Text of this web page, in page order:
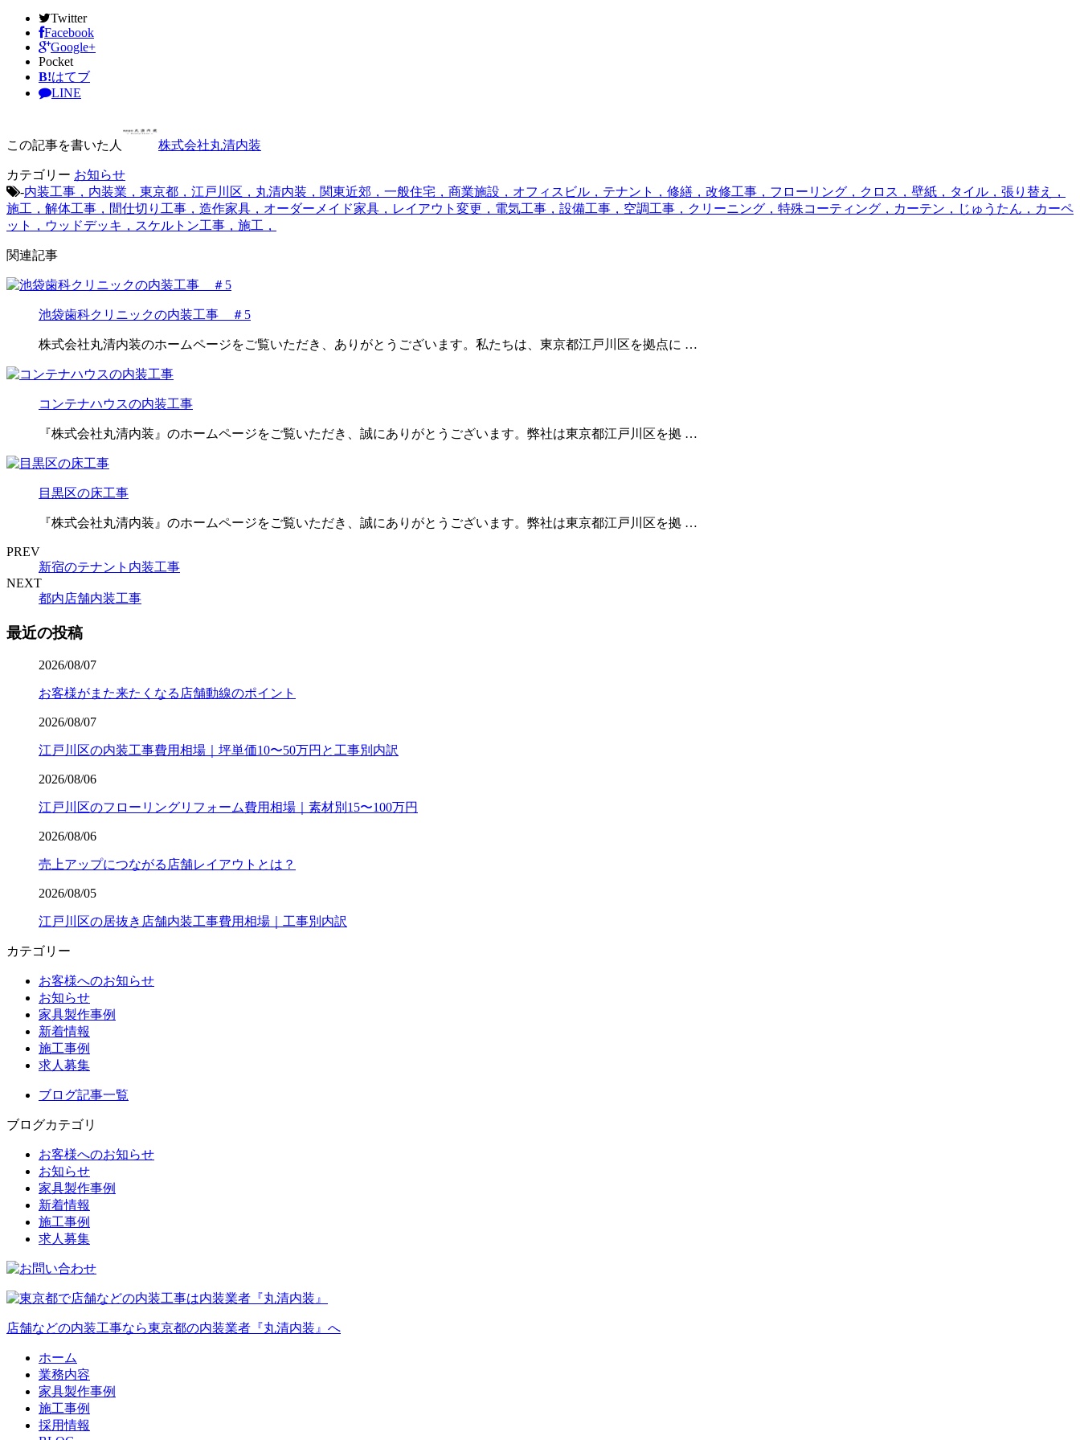
Twitter
Facebook
Google+
Pocket
B!はてブ
LINE
この記事を書いた人 株式会社丸清内装
カテゴリー お知らせ
-内装工事，内装業，東京都，江戸川区，丸清内装，関東近郊，一般住宅，商業施設，オフィスビル，テナント，修繕，改修工事，フローリング，クロス，壁紙，タイル，張り替え，
施工，解体工事，間仕切り工事，造作家具，オーダーメイド家具，レイアウト変更，電気工事，設備工事，空調工事，クリーニング，特殊コーティング，カーテン，じゅうたん，カーペ
ット，ウッドデッキ，スケルトン工事，施工，
関連記事
池袋歯科クリニックの内装工事 ＃5
株式会社丸清内装のホームページをご覧いただき、ありがとうございます。私たちは、東京都江戸川区を拠点に …
コンテナハウスの内装工事
『株式会社丸清内装』のホームページをご覧いただき、誠にありがとうございます。弊社は東京都江戸川区を拠 …
目黒区の床工事
『株式会社丸清内装』のホームページをご覧いただき、誠にありがとうございます。弊社は東京都江戸川区を拠 …
PREV
新宿のテナント内装工事
NEXT
都内店舗内装工事
最近の投稿
2026/08/07
お客様がまた来たくなる店舗動線のポイント
2026/08/07
江戸川区の内装工事費用相場｜坪単価10〜50万円と工事別内訳
2026/08/06
江戸川区のフローリングリフォーム費用相場｜素材別15〜100万円
2026/08/06
売上アップにつながる店舗レイアウトとは？
2026/08/05
江戸川区の居抜き店舗内装工事費用相場｜工事別内訳
カテゴリー
お客様へのお知らせ
お知らせ
家具製作事例
新着情報
施工事例
求人募集
ブログ記事一覧
ブログカテゴリ
お客様へのお知らせ
お知らせ
家具製作事例
新着情報
施工事例
求人募集
店舗などの内装工事なら東京都の内装業者『丸清内装』へ
ホーム
業務内容
家具製作事例
施工事例
採用情報